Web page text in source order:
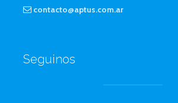
contacto@aptus.com.ar
Seguinos